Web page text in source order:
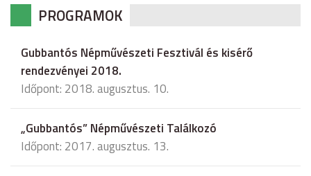
PROGRAMOK
Gubbantós Népművészeti Fesztivál és kisérő
rendezvényei 2018.
Időpont: 2018. augusztus. 10.
„Gubbantós” Népművészeti Találkozó
Időpont: 2017. augusztus. 13.